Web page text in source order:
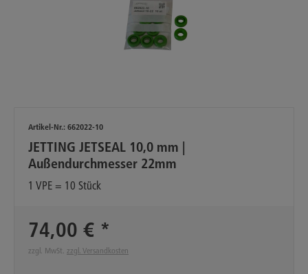
Artikel-Nr.: 662022-10
JETTING JETSEAL 10,0 mm |
Außendurchmesser 22mm
1 VPE = 10 Stück
74,00 € *
zzgl. MwSt. zzgl. Versandkosten